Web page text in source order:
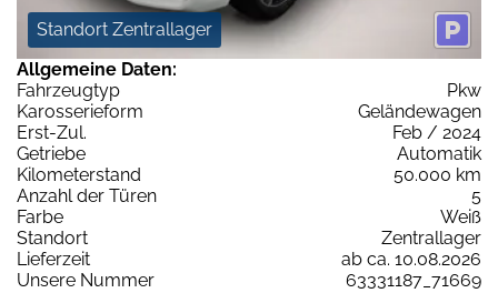
Standort Zentrallager
Allgemeine Daten:
Fahrzeugtyp
Pkw
Karosserieform
Geländewagen
Erst-Zul.
Feb / 2024
Getriebe
Automatik
Kilometerstand
50.000 km
Anzahl der Türen
5
Farbe
Weiß
Standort
Zentrallager
Lieferzeit
ab ca. 10.08.2026
Unsere Nummer
63331187_71669